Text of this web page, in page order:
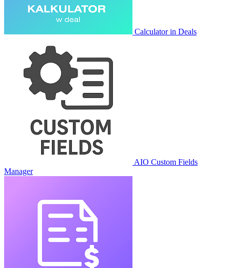
Calculator in Deals
AIO Custom Fields
Manager